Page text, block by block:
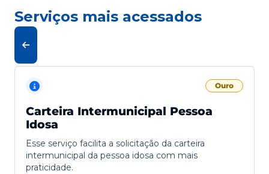
Serviços mais acessados
Ouro
Carteira Intermunicipal Pessoa
Idosa
Esse serviço facilita a solicitação da carteira
intermunicipal da pessoa idosa com mais
praticidade.